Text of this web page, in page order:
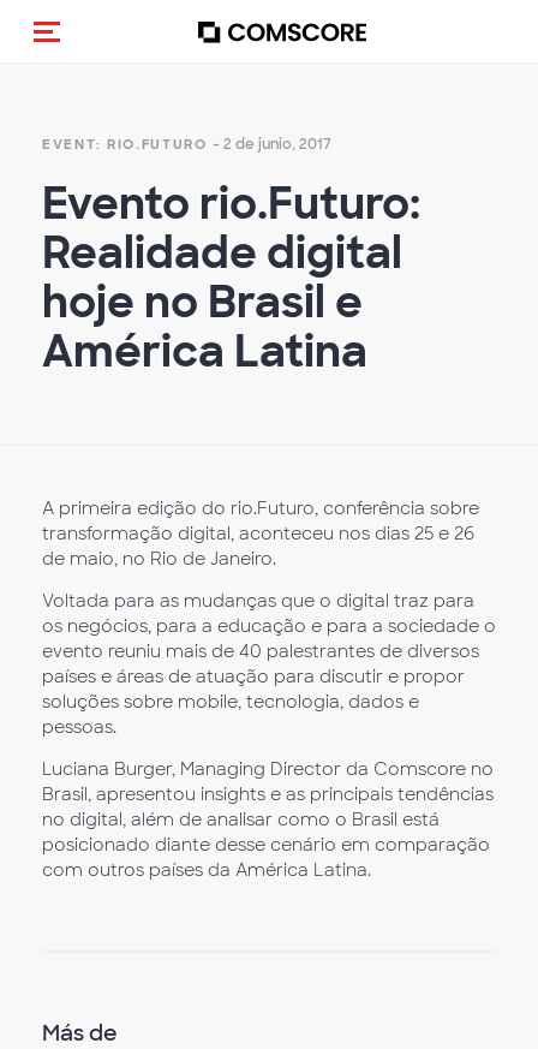
Activar navegación
EVENT: RIO.FUTURO - 2 de junio, 2017
Evento rio.Futuro:
Realidade digital
hoje no Brasil e
América Latina
A primeira edição do rio.Futuro, conferência sobre
transformação digital, aconteceu nos dias 25 e 26
de maio, no Rio de Janeiro.
Voltada para as mudanças que o digital traz para
os negócios, para a educação e para a sociedade o
evento reuniu mais de 40 palestrantes de diversos
países e áreas de atuação para discutir e propor
soluções sobre mobile, tecnologia, dados e
pessoas.
Luciana Burger, Managing Director da Comscore no
Brasil, apresentou insights e as principais tendências
no digital, além de analisar como o Brasil está
posicionado diante desse cenário em comparação
com outros países da América Latina.
Más de